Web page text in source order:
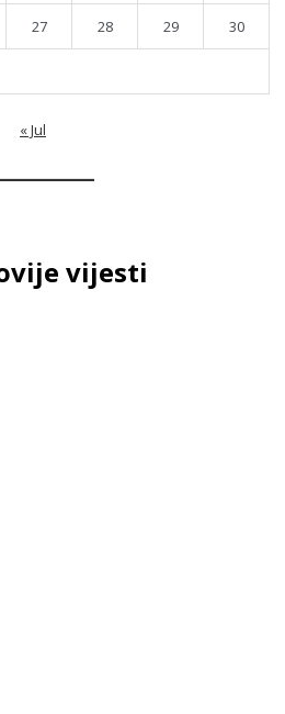
27 28 29 30
« Jul
vijesti